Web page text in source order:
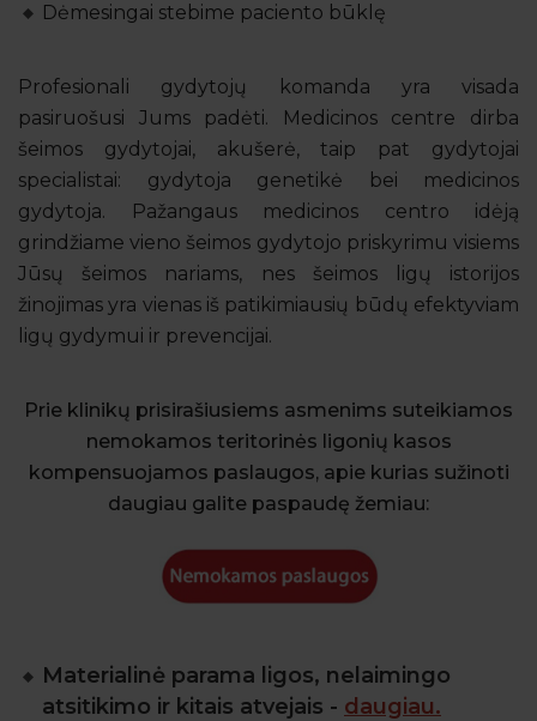
Dėmesingai stebime paciento būklę
Profesionali gydytojų komanda yra visada
pasiruošusi Jums padėti. Medicinos centre dirba
šeimos gydytojai, akušerė, taip pat gydytojai
specialistai: gydytoja genetikė bei medicinos
gydytoja. Pažangaus medicinos centro idėją
grindžiame vieno šeimos gydytojo priskyrimu visiems
Jūsų šeimos nariams, nes šeimos ligų istorijos
žinojimas yra vienas iš patikimiausių būdų efektyviam
ligų gydymui ir prevencijai.
Prie klinikų prisirašiusiems asmenims suteikiamos
nemokamos teritorinės ligonių kasos
kompensuojamos paslaugos, apie kurias sužinoti
daugiau galite paspaudę žemiau:
Materialinė parama ligos, nelaimingo
atsitikimo ir kitais atvejais - daugiau.